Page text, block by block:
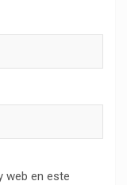
web en este